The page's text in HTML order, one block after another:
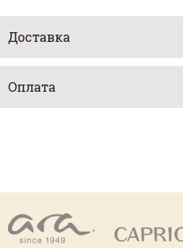
Доставка
Оплата